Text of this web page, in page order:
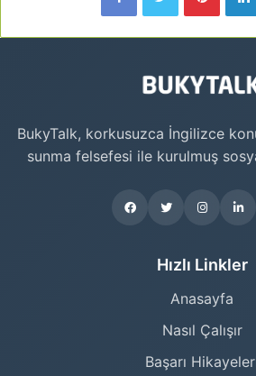
BukyTalk, korkusuzca İngilizce
sunma felsefesi ile kurulmuş
Hızlı Linkler
Anasayfa
Nasıl Çalışır
Başarı